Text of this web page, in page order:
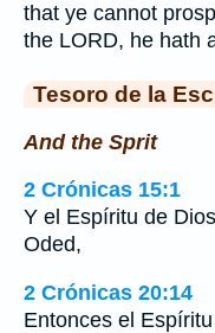
that ye cannot
the LORD, he hath
Tesoro de la
And the Sprit
2 Crónicas 15:1
Y el Espíritu de
Oded,
2 Crónicas 20:14
Entonces el